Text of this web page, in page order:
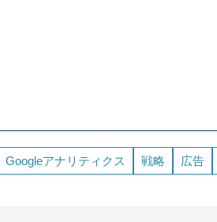
Googleアナリティクス 戦略 広告